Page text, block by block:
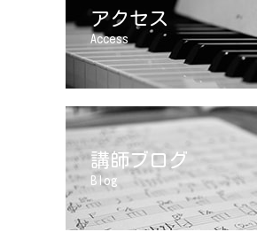
アクセス
Access
講師ブログ
Blog